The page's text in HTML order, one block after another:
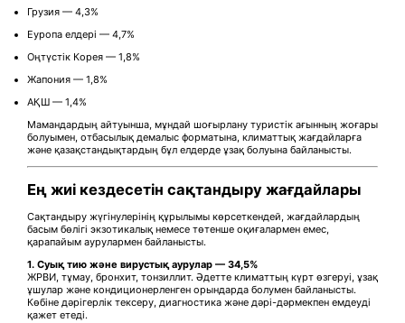
Грузия — 4,3%
Еуропа елдері — 4,7%
Оңтүстік Корея — 1,8%
Жапония — 1,8%
АҚШ — 1,4%
Мамандардың айтуынша, мұндай шоғырлану туристік ағынның жоғары
болуымен, отбасылық демалыс форматына, климаттық жағдайларға
және қазақстандықтардың бұл елдерде ұзақ болуына байланысты.
Ең жиі кездесетін сақтандыру жағдайлары
Сақтандыру жүгінулерінің құрылымы көрсеткендей, жағдайлардың
басым бөлігі экзотикалық немесе төтенше оқиғалармен емес,
қарапайым аурулармен байланысты.
1. Суық тию және вирустық аурулар — 34,5%
ЖРВИ, тұмау, бронхит, тонзиллит. Әдетте климаттың күрт өзгеруі, ұзақ
ұшулар және кондиционерленген орындарда болумен байланысты.
Көбіне дәрігерлік тексеру, диагностика және дәрі-дәрмекпен емдеуді
қажет етеді.